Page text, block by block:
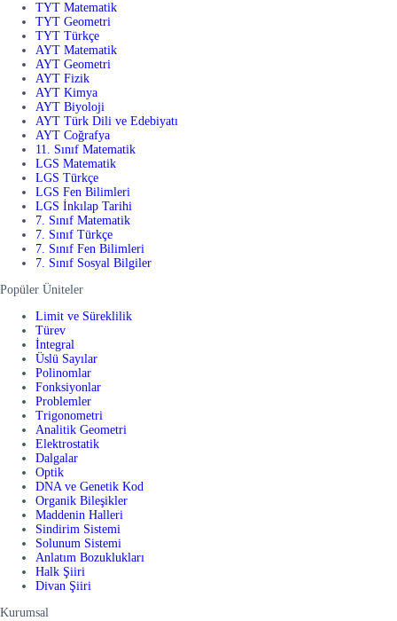
TYT Matematik
TYT Geometri
TYT Türkçe
AYT Matematik
AYT Geometri
AYT Fizik
AYT Kimya
AYT Biyoloji
AYT Türk Dili ve Edebiyatı
AYT Coğrafya
11. Sınıf Matematik
LGS Matematik
LGS Türkçe
LGS Fen Bilimleri
LGS İnkılap Tarihi
7. Sınıf Matematik
7. Sınıf Türkçe
7. Sınıf Fen Bilimleri
7. Sınıf Sosyal Bilgiler
Popüler Üniteler
Limit ve Süreklilik
Türev
İntegral
Üslü Sayılar
Polinomlar
Fonksiyonlar
Problemler
Trigonometri
Analitik Geometri
Elektrostatik
Dalgalar
Optik
DNA ve Genetik Kod
Organik Bileşikler
Maddenin Halleri
Sindirim Sistemi
Solunum Sistemi
Anlatım Bozuklukları
Halk Şiiri
Divan Şiiri
Kurumsal